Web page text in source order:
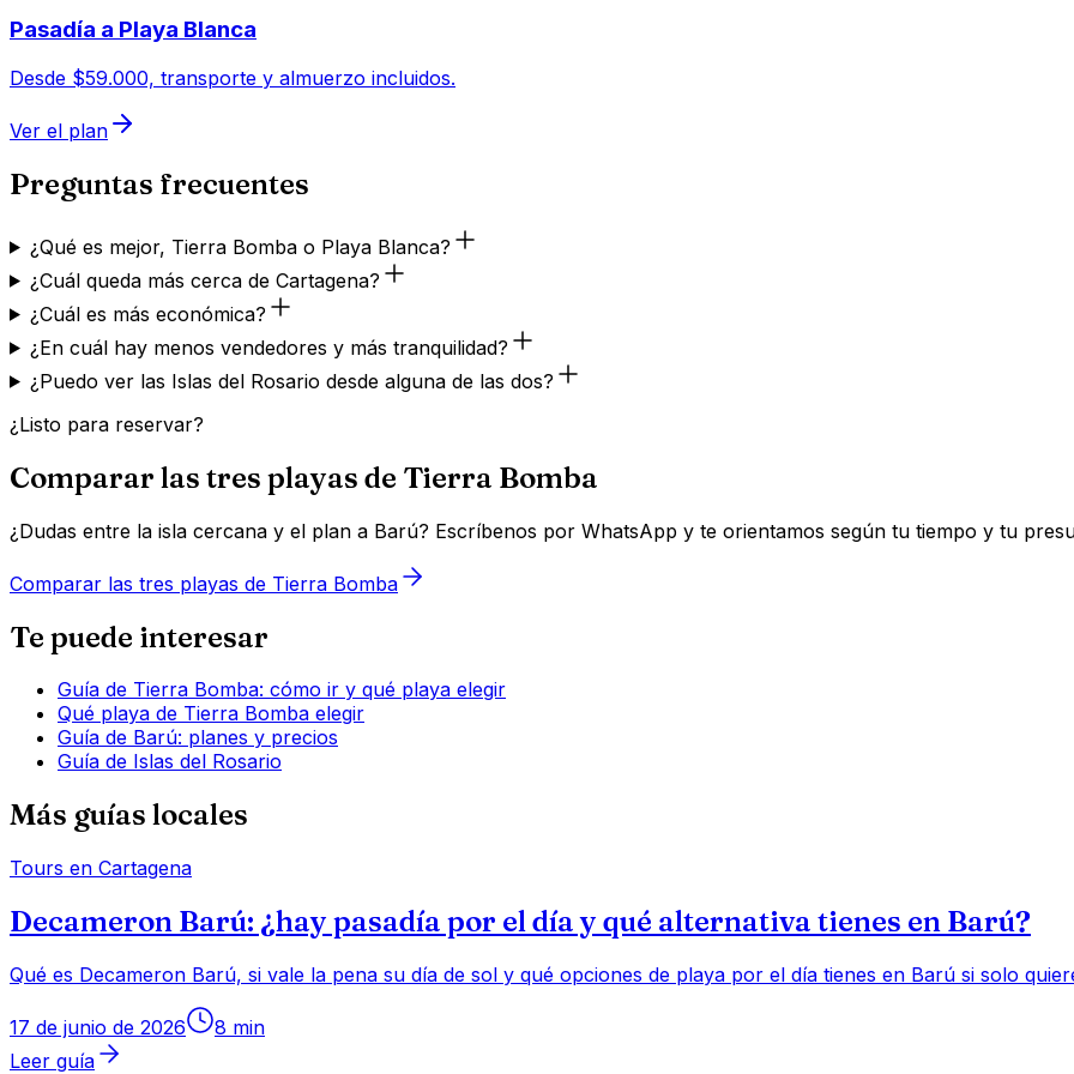
Pasadía a Playa Blanca
Desde $59.000, transporte y almuerzo incluidos.
Ver el plan
Preguntas frecuentes
¿Qué es mejor, Tierra Bomba o Playa Blanca?
¿Cuál queda más cerca de Cartagena?
¿Cuál es más económica?
¿En cuál hay menos vendedores y más tranquilidad?
¿Puedo ver las Islas del Rosario desde alguna de las dos?
¿Listo para reservar?
Comparar las tres playas de Tierra Bomba
¿Dudas entre la isla cercana y el plan a Barú? Escríbenos por WhatsApp y te orientamos según tu tiempo y tu
Comparar las tres playas de Tierra Bomba
Te puede interesar
Guía de Tierra Bomba: cómo ir y qué playa elegir
Qué playa de Tierra Bomba elegir
Guía de Barú: planes y precios
Guía de Islas del Rosario
Más guías locales
Tours en Cartagena
Decameron Barú: ¿hay pasadía por el día y qué alternativa tienes en Barú?
Qué es Decameron Barú, si vale la pena su día de sol y qué opciones de playa por el día tienes en Barú si solo
17 de junio de 2026 8 min
Leer guía